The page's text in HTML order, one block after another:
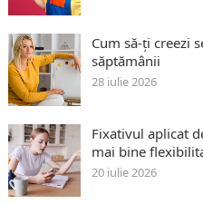
Cum să-ți creezi
săptămânii
28 iulie 2026
Fixativul aplicat
mai bine
20 iulie 2026